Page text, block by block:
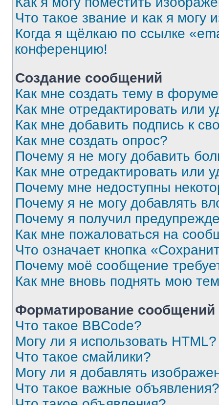
Что такое звание и как я могу
Когда я щёлкаю по ссылке
конференцию!
Создание сообщений
Как мне создать тему в
Как мне отредактировать или
Как мне добавить подпись к
Как мне создать опрос?
Почему я не могу добавить
Как мне отредактировать или
Почему мне недоступны
Почему я не могу добавлять
Почему я получил
Как мне пожаловаться на
Что означает кнопка
Почему моё сообщение
Как мне вновь поднять мою
Форматирование
Что такое BBCode?
Могу ли я использовать HTML?
Что такое смайлики?
Могу ли я добавлять
Что такое важные объявления?